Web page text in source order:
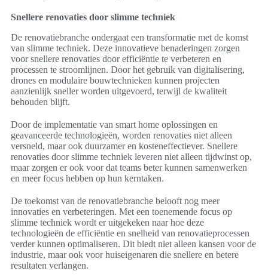
Snellere renovaties door slimme techniek
De renovatiebranche ondergaat een transformatie met de komst
van slimme techniek. Deze innovatieve benaderingen zorgen
voor snellere renovaties door efficiëntie te verbeteren en
processen te stroomlijnen. Door het gebruik van digitalisering,
drones en modulaire bouwtechnieken kunnen projecten
aanzienlijk sneller worden uitgevoerd, terwijl de kwaliteit
behouden blijft.
Door de implementatie van smart home oplossingen en
geavanceerde technologieën, worden renovaties niet alleen
versneld, maar ook duurzamer en kosteneffectiever. Snellere
renovaties door slimme techniek leveren niet alleen tijdwinst op,
maar zorgen er ook voor dat teams beter kunnen samenwerken
en meer focus hebben op hun kerntaken.
De toekomst van de renovatiebranche belooft nog meer
innovaties en verbeteringen. Met een toenemende focus op
slimme techniek wordt er uitgekeken naar hoe deze
technologieën de efficiëntie en snelheid van renovatieprocessen
verder kunnen optimaliseren. Dit biedt niet alleen kansen voor de
industrie, maar ook voor huiseigenaren die snellere en betere
resultaten verlangen.